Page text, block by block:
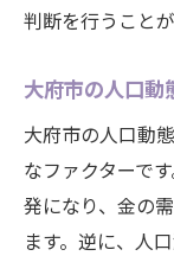
判断を行うこと
大府市の人口動
大府市の人口動
なファクターで
発になり、金の
ます。逆に、人